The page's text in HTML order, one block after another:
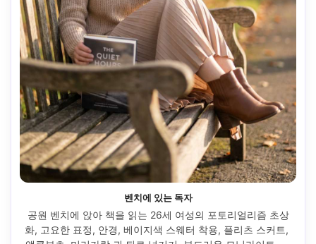
벤치에 있는 독자
공원 벤치에 앉아 책을 읽는 26세 여성의 포토리얼리즘 초상
화, 고요한 표정, 안경, 베이지색 스웨터 착용, 플리츠 스커트,